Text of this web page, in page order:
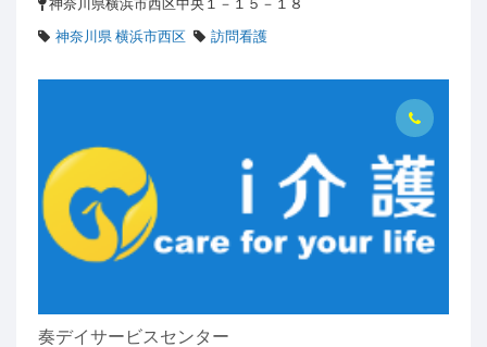
神奈川県 横浜市西区
訪問看護
奏デイサービスセンター